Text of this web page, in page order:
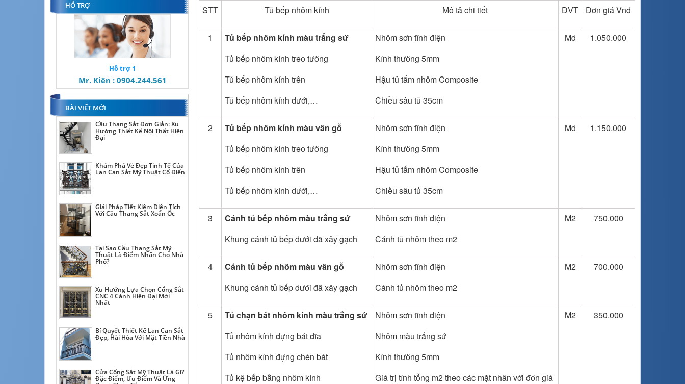
STT Tủ bếp nhôm kính Mô tả chi tiết ĐVT Đơn giá Vnđ
1
Tủ bếp nhôm kính màu trắng sứ
Tủ bếp nhôm kính treo tường
Tủ bếp nhôm kính trên
Tủ bếp nhôm kính dưới,…
Nhôm sơn tĩnh điện
Kính thường 5mm
Hậu tủ tấm nhôm Composite
Chiều sâu tủ 35cm
Md 1.050.000
2
Tủ bếp nhôm kính màu vân gỗ
Tủ bếp nhôm kính treo tường
Tủ bếp nhôm kính trên
Tủ bếp nhôm kính dưới,…
Nhôm sơn tĩnh điện
Kính thường 5mm
Hậu tủ tấm nhôm Composite
Chiều sâu tủ 35cm
Md 1.150.000
3
Cánh tủ bếp nhôm màu trắng sứ
Khung cánh tủ bếp dưới đã xây gạch
Nhôm sơn tĩnh điện
Cánh tủ nhôm theo m2
M2 750.000
4
Cánh tủ bếp nhôm màu vân gỗ
Khung cánh tủ bếp dưới đã xây gạch
Nhôm sơn tĩnh điện
Cánh tủ nhôm theo m2
M2 700.000
5
Tủ chạn bát nhôm kính màu trắng sứ
Tủ nhôm kính đựng bát đĩa
Tủ nhôm kính đựng chén bát
Tủ kệ bếp bằng nhôm kính
Nhôm sơn tĩnh điện
Nhôm màu trắng sứ
Kính thường 5mm
Giá trị tính tổng m2 theo các mặt nhân với đơn giá
M2 350.000
HỖ TRỢ
Hỗ trợ 1
Mr. Kiên : 0904.244.561
BÀI VIẾT MỚI
Cầu Thang Sắt Đơn Giản: Xu
Hướng Thiết Kế Nội Thất Hiện
Đại
Khám Phá Vẻ Đẹp Tinh Tế Của
Lan Can Sắt Mỹ Thuật Cổ Điển
Giải Pháp Tiết Kiệm Diện Tích
Với Cầu Thang Sắt Xoắn Ốc
Tại Sao Cầu Thang Sắt Mỹ
Thuật Là Điểm Nhấn Cho Nhà
Phố?
Xu Hướng Lựa Chọn Cổng Sắt
CNC 4 Cánh Hiện Đại Mới
Nhất
Bí Quyết Thiết Kế Lan Can Sắt
Đẹp, Hài Hòa Với Mặt Tiền Nhà
Cửa Cổng Sắt Mỹ Thuật Là Gì?
Đặc Điểm, Ưu Điểm Và Ứng